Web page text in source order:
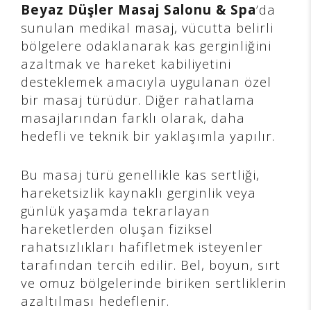
Beyaz Düşler Masaj Salonu & Spa’da
sunulan medikal masaj, vücutta belirli
bölgelere odaklanarak kas gerginliğini
azaltmak ve hareket kabiliyetini
desteklemek amacıyla uygulanan özel
bir masaj türüdür. Diğer rahatlama
masajlarından farklı olarak, daha
hedefli ve teknik bir yaklaşımla yapılır.
Bu masaj türü genellikle kas sertliği,
hareketsizlik kaynaklı gerginlik veya
günlük yaşamda tekrarlayan
hareketlerden oluşan fiziksel
rahatsızlıkları hafifletmek isteyenler
tarafından tercih edilir. Bel, boyun, sırt
ve omuz bölgelerinde biriken sertliklerin
azaltılması hedeflenir.